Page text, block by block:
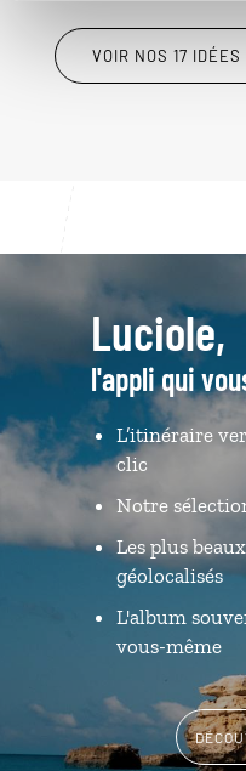
VOIR NOS 17 IDÉES
Luciole,
l'appli qui
L’itinéraire
clic
Notre
Les plus
géolocalisés
L'album
vous-même